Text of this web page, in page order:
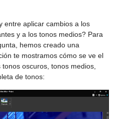
entre aplicar cambios a los
y a los tonos medios? Para
hemos creado una
te mostramos cómo se ve el
oscuros, tonos medios,
de tonos: